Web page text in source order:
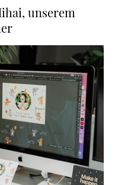
unserem